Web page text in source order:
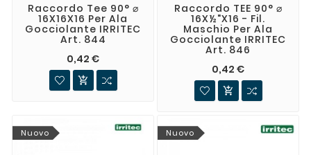
Raccordo Tee 90° ⌀
16X16X16 Per Ala
Gocciolante IRRITEC
Art. 844
0,42 €

Raccordo TEE 90° ⌀
16X½"X16 - Fil.
Maschio Per Ala
Gocciolante IRRITEC
Art. 846
0,42 €

Nuovo Nuovo